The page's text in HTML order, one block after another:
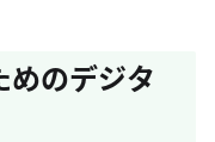
めのデジタ